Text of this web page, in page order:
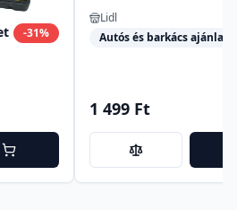
-31%
Lidl
Autós és barkács
1 499 Ft